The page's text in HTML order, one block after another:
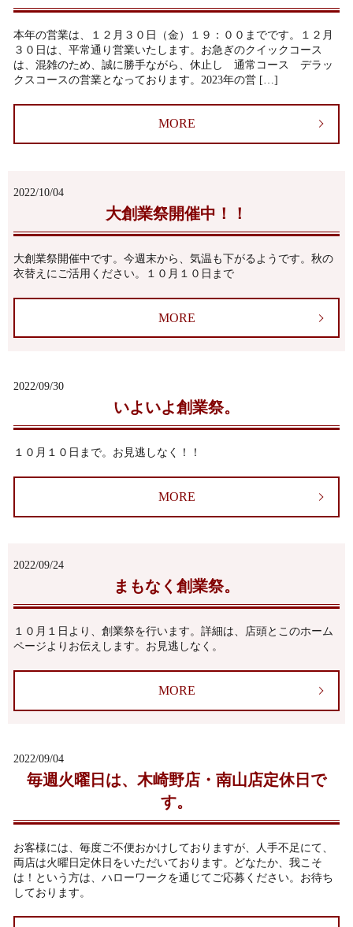
本年の営業は、１２月３０日（金）１９：００までです。１２月
３０日は、平常通り営業いたします。お急ぎのクイックコース
は、混雑のため、誠に勝手ながら、休止し 通常コース デラッ
クスコースの営業となっております。2023年の営 […]
MORE
2022/10/04
大創業祭開催中！！
大創業祭開催中です。今週末から、気温も下がるようです。秋の
衣替えにご活用ください。１０月１０日まで
MORE
2022/09/30
いよいよ創業祭。
１０月１０日まで。お見逃しなく！！
MORE
2022/09/24
まもなく創業祭。
１０月１日より、創業祭を行います。詳細は、店頭とこのホーム
ページよりお伝えします。お見逃しなく。
MORE
2022/09/04
毎週火曜日は、木崎野店・南山店定休日で
す。
お客様には、毎度ご不便おかけしておりますが、人手不足にて、
両店は火曜日定休日をいただいております。どなたか、我こそ
は！という方は、ハローワークを通じてご応募ください。お待ち
しております。